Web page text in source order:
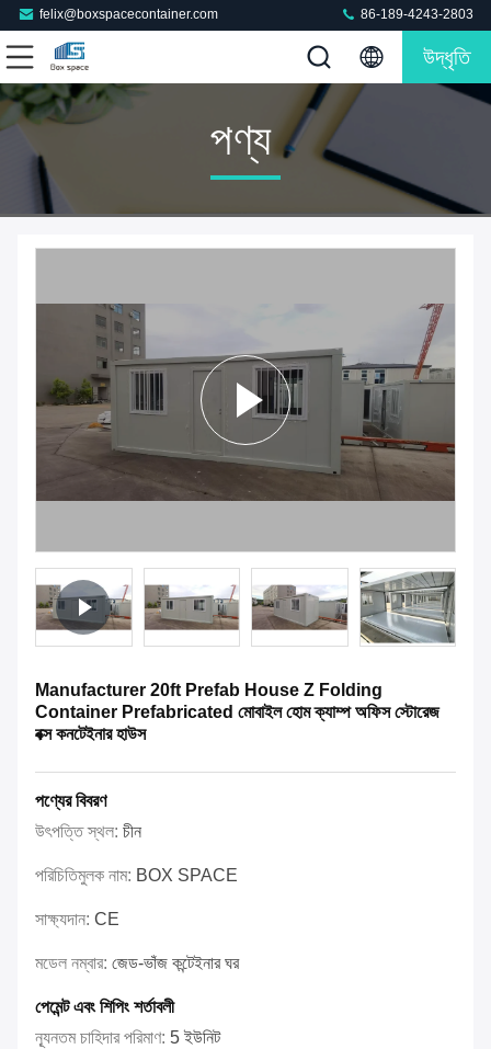
felix@boxspacecontainer.com 86-189-4243-2803
উদ্ধৃতি
পণ্য
Manufacturer 20ft Prefab House Z Folding
Container Prefabricated মোবাইল হোম ক্যাম্প অফিস স্টোরেজ
বক্স কনটেইনার হাউস
পণ্যের বিবরণ
উৎপত্তি স্থল: চীন
পরিচিতিমুলক নাম: BOX SPACE
সাক্ষ্যদান: CE
মডেল নম্বার: জেড-ভাঁজ কন্টেইনার ঘর
পেমেন্ট এবং শিপিং শর্তাবলী
ন্যূনতম চাহিদার পরিমাণ: 5 ইউনিট